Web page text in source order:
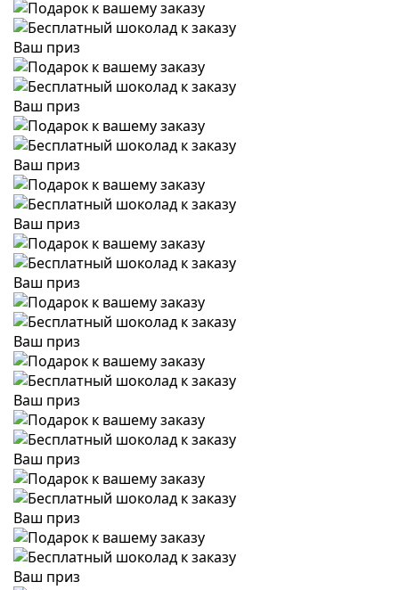
Ваш приз
Ваш приз
Ваш приз
Ваш приз
Ваш приз
Ваш приз
Ваш приз
Ваш приз
Ваш приз
Ваш приз